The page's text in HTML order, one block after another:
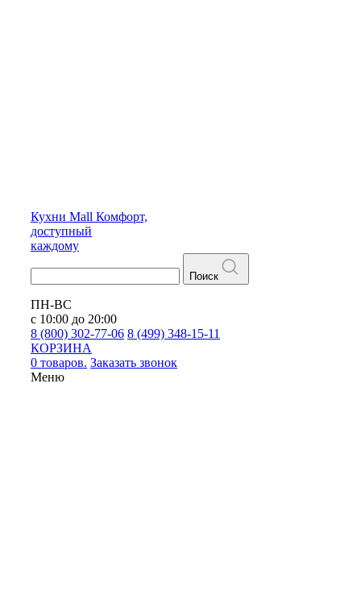
Кухни Mall Комфорт,
доступный
каждому
Поиск
ПН-ВС
с 10:00 до 20:00
8 (800) 302-77-06 8 (499) 348-15-11
КОРЗИНА
0 товаров. Заказать звонок
Меню